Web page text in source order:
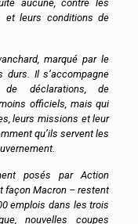
aucune, contre les
et leurs conditions de
marqué par le
Il s’accompagne
de déclarations, de
officiels, mais qui
leurs missions et leur
qu’ils servent les
posés par Action
façon Macron – restent
emplois dans les trois
nouvelles coupes